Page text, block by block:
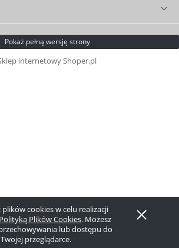
cookies w celu realizacji
Polityką Plików Cookies. Możesz
lub dostępu do
przeglądarce.
Pokaż pełną wersję strony
internetowy Shoper.pl